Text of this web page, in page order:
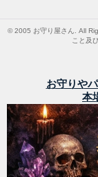
© 2005 お守り屋さん. All
こと及
お守りや
本